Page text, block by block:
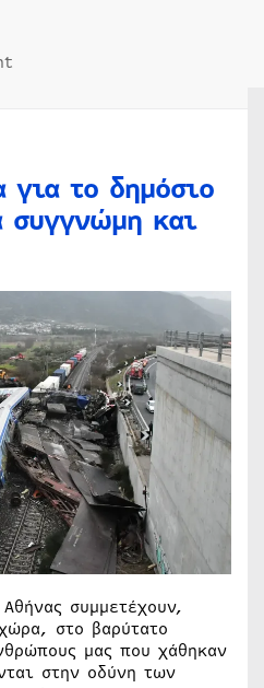
για το δημόσιο
και
συμμετέχουν,
στο βαρύτατο
μας που χάθηκαν
στην οδύνη των